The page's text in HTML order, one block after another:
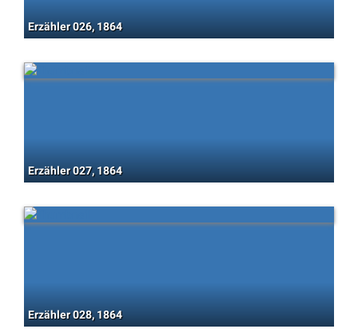
Erzähler 026, 1864
Erzähler 027, 1864
Erzähler 028, 1864